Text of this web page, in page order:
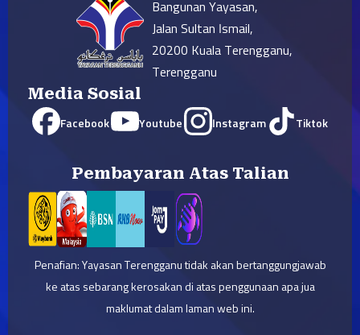
Bangunan Yayasan,
Jalan Sultan Ismail,
20200 Kuala Terengganu,
Terengganu
Media Sosial
Facebook Youtube Instagram Tiktok
Pembayaran Atas Talian
Penafian: Yayasan Terengganu tidak akan bertanggungjawab
ke atas sebarang kerosakan di atas penggunaan apa jua
maklumat dalam laman web ini.